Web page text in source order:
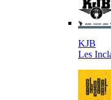
KJB
Les